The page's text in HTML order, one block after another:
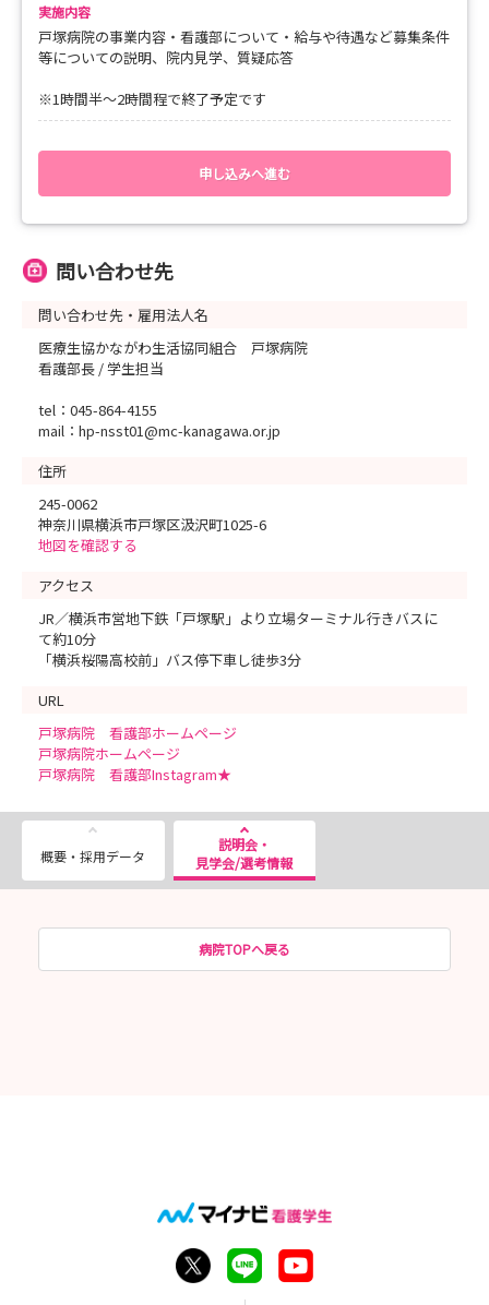
ます！
◆戸塚病院の公式Instagram内で病棟の雰囲気がわか
る投稿も行っています♩
公式Instagramはこちらから↓↓
https://www.instagram.com/totsukahospital/
実施内容
戸塚病院の事業内容・看護部について・給与や待遇など募集条件
等についての説明、院内見学、質疑応答
※1時間半～2時間程で終了予定です
申し込みへ進む
問い合わせ先
問い合わせ先・雇用法人名
医療生協かながわ生活協同組合 戸塚病院
看護部長 / 学生担当
tel：045-864-4155
mail：hp-nsst01@mc-kanagawa.or.jp
住所
245-0062
神奈川県横浜市戸塚区汲沢町1025-6
地図を確認する
アクセス
JR／横浜市営地下鉄「戸塚駅」より立場ターミナル行きバスに
て約10分
「横浜桜陽高校前」バス停下車し徒歩3分
URL
戸塚病院 看護部ホームページ
戸塚病院ホームページ
戸塚病院 看護部Instagram★
概要・採用データ
説明会・
見学会/選考情報
病院TOPへ戻る